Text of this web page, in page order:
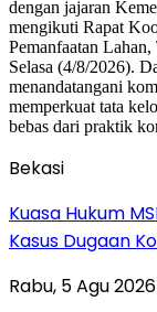
Bekasi
Kuasa Hukum
Kasus Dugaan
Rabu, 5 Agu